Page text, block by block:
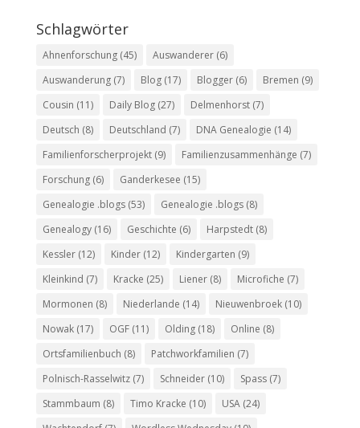
Schlagwörter
Ahnenforschung(45) Auswanderer(6)
Auswanderung(7) Blog(17) Blogger(6) Bremen (9)
Cousin (11) Daily Blog(27) Delmenhorst(7)
Deutsch (8) Deutschland (7) DNA Genealogie (14)
Familienforscherprojekt(9) Familienzusammenhänge (7)
Forschung(6) Ganderkesee (15)
Genealogie .blogs(53) Genealogie .blogs(8)
Genealogy(16) Geschichte (6) Harpstedt(8)
Kessler(12) Kinder(12) Kindergarten (9)
Kleinkind (7) Kracke (25) Liener(8) Microfiche (7)
Mormonen (8) Niederlande (14) Nieuwenbroek(10)
Nowak(17) OGF(11) Olding(18) Online (8)
Ortsfamilienbuch (8) Patchworkfamilien (7)
Polnisch-Rasselwitz(7) Schneider(10) Spass(7)
Stammbaum (8) Timo Kracke (10) USA(24)